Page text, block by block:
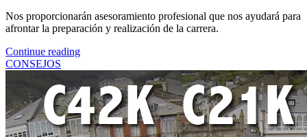
Nos proporcionarán asesoramiento profesional que nos ayudará para
afrontar la preparación y realización de la carrera.
Continue reading
CONSEJOS